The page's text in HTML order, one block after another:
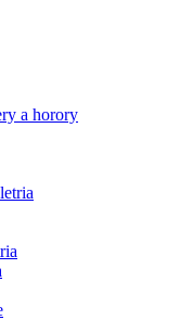
a horory